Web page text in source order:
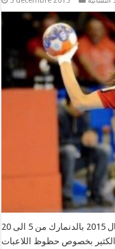
يخوض المنتخب التونسي لكرة اليد سيدات مونديال 2015 بالدنمارك من 5 الى 20
الكثير بخصوص حظوظ اللاعبات